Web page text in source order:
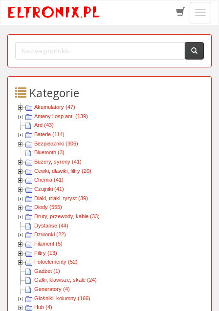
menu
Kategorie
Akumulatory (47)
Anteny i osp.ant. (139)
Ard (43)
Baterie (114)
Bezpieczniki (306)
Bluetooth (3)
Buzery, syreny (41)
Cewki, dławiki, filtry (20)
Chemia (41)
Czujniki (41)
Diaki, triaki, tyryst (39)
Diody (555)
Druty, przewody, kable (33)
Dystanse (44)
Dzwonki (22)
Filament (5)
Filtry (13)
Fotoelementy (52)
Gadżet (1)
Gałki, klawisze, skale (24)
Generatory (4)
Głośniki, kolumny (166)
Hub (4)